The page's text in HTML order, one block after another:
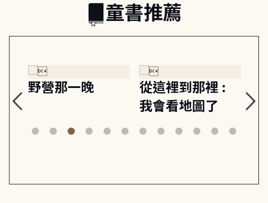
童書推薦
野營那一晚
從這裡到那裡 :
我會看地圖了
美